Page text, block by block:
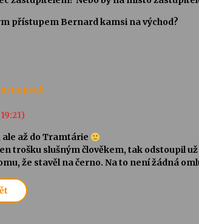
přístupem Bernard kamsi na východ?
napsal:
ale až do Tramtárie
trošku slušným člověkem, tak odstoupil už
že stavěl na černo. Na to není žádná